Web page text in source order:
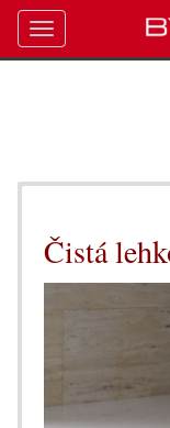
Čistá
Toggle
navigation